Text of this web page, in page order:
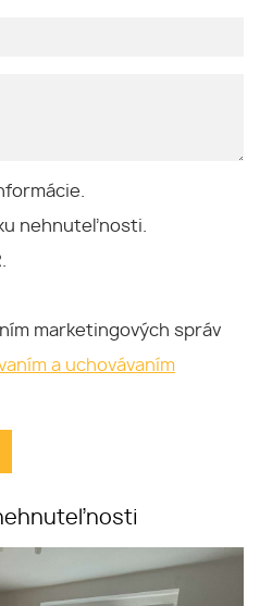
nehnuteľnosti.
marketingových správ
a uchovávaním